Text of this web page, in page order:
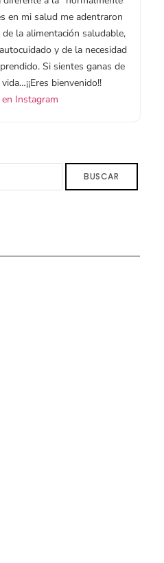
en mi salud me adentraron
la alimentación saludable,
y de la necesidad
Si sientes ganas de
bienvenido!!
Instagram
BUSCAR